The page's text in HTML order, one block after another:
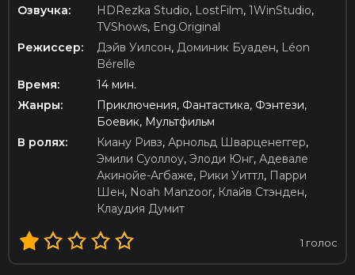
Озвучка:
HDRezka Studio, LostFilm, 1WinStudio,
TVShows, Eng.Original
Режиссер:
Дэйв Уилсон, Доминик Буаден, Léon
Bérelle
Время:
14 мин.
Жанры:
Приключения, Фантастика, Фэнтези,
Боевик, Мультфильм
В ролях:
Киану Ривз, Арнольд Шварценеггер,
Эмили Суоллоу, Элоди Юнг, Адевале
Акинойе-Агбаже, Рики Уиттл, Парри
Шен, Noah Manzoor, Клайв Стэнден,
Клаудия Думит
1 голос